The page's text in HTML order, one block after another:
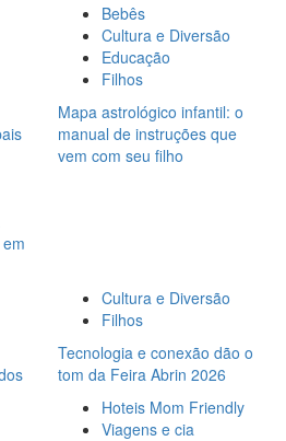
Bebês
Cultura e Diversão
Educação
Filhos
Mapa astrológico infantil: o
manual de instruções que
vem com seu filho
Cultura e Diversão
Filhos
Tecnologia e conexão dão o
tom da Feira Abrin 2026
Hoteis Mom Friendly
Viagens e cia